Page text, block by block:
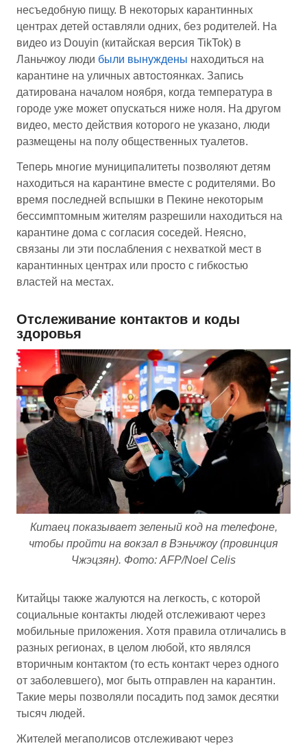
несъедобную пищу. В некоторых карантинных
центрах детей оставляли одних, без родителей. На
видео из Douyin (китайская версия TikTok) в
Ланьчжоу люди были вынуждены находиться на
карантине на уличных автостоянках. Запись
датирована началом ноября, когда температура в
городе уже может опускаться ниже ноля. На другом
видео, место действия которого не указано, люди
размещены на полу общественных туалетов.
Теперь многие муниципалитеты позволяют детям
находиться на карантине вместе с родителями. Во
время последней вспышки в Пекине некоторым
бессимптомным жителям разрешили находиться на
карантине дома с согласия соседей. Неясно,
связаны ли эти послабления с нехваткой мест в
карантинных центрах или просто с гибкостью
властей на местах.
Отслеживание контактов и коды
здоровья
Китаец показывает зеленый код на телефоне,
чтобы пройти на вокзал в Вэньчжоу (провинция
Чжэцзян). Фото: AFP/Noel Celis
Китайцы также жалуются на легкость, с которой
социальные контакты людей отслеживают через
мобильные приложения. Хотя правила отличались в
разных регионах, в целом любой, кто являлся
вторичным контактом (то есть контакт через одного
от заболевшего), мог быть отправлен на карантин.
Такие меры позволяли посадить под замок десятки
тысяч людей.
Жителей мегаполисов отслеживают через